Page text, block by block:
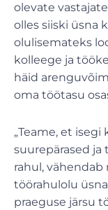
olevate
olles siiski üsna
olulisemateks
kolleege ja
häid
oma töötasu
„Teame, et
suurepärased ja
rahul,
töörahulolu
praeguse järsu